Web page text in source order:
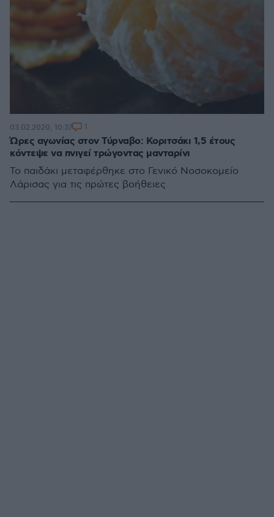
Ώρες αγωνίας στον Τύρναβο: Κοριτσάκι 1,5 έτους
κόντεψε να πνιγεί τρώγοντας μανταρίνι
Το παιδάκι μεταφέρθηκε στο Γενικό Νοσοκομείο
Λάρισας για τις πρώτες βοήθειες
03.02.2020, 10:37 1